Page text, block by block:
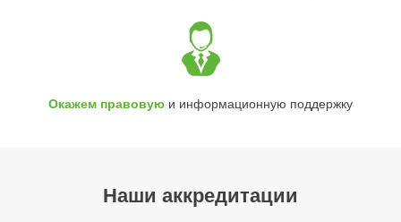
Окажем правовую и информационную поддержку
Наши аккредитации